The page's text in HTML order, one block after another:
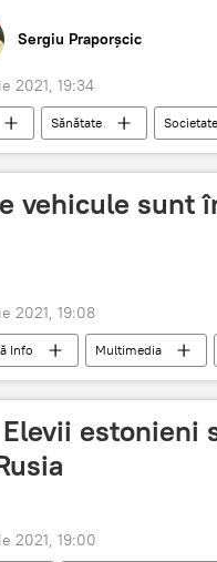
Sergiu Praporșcic
2021, 19:34
Sănătate Societate
decedați
vehicule sunt
2021, 19:08
Info Multimedia
Elevii estonieni
2021, 19:00